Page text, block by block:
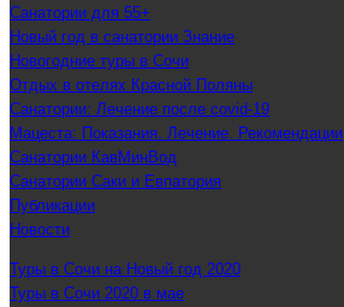
Санатории для 55+
Новый год в санатории Знание
Новогодние туры в Сочи
Отдых в отелях Красной Поляны
Санатории: Лечение после covid-19
Мацеста: Показания. Лечение. Рекомендации
Санатории КавМинВод
Санатории Саки и Евпатория
Публикации
Новости
Туры в Сочи на Новый год 2020
Туры в Сочи 2020 в мае